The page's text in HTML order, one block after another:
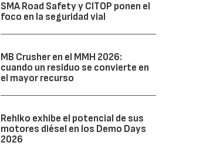
SMA Road Safety y CITOP ponen el
foco en la seguridad vial
MB Crusher en el MMH 2026:
cuando un residuo se convierte en
el mayor recurso
Rehlko exhibe el potencial de sus
motores diésel en los Demo Days
2026